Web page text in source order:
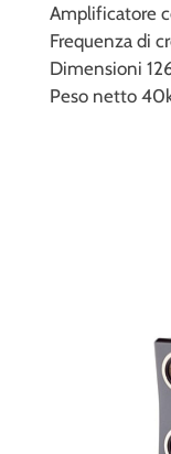
Amplificatore
Frequenza di
Dimensioni
Peso netto